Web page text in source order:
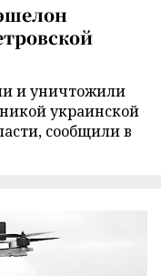
и уничтожили
украинской
сообщили в